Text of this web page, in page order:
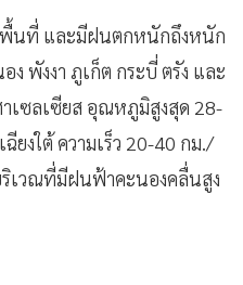
พื้นที่ และมีฝนตกหนักถึงหนัก
ง พังงา ภูเก็ต กระบี่ ตรัง และ
เซลเซียส อุณหภูมิสูงสุด 28-
ยงใต้ ความเร็ว 20-40 กม./
เวณที่มีฝนฟ้าคะนองคลื่นสูง